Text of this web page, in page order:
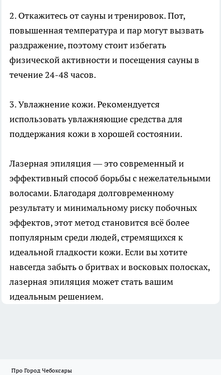
2. Откажитесь от сауны и тренировок. Пот,
повышенная температура и пар могут вызвать
раздражение, поэтому стоит избегать
физической активности и посещения сауны в
течение 24-48 часов.
3. Увлажнение кожи. Рекомендуется
использовать увлажняющие средства для
поддержания кожи в хорошей состоянии.
Лазерная эпиляция— это современный и
эффективный способ борьбы с нежелательными
волосами. Благодаря долговременному
результату и минимальному риску побочных
эффектов, этот метод становится всё более
популярным среди людей, стремящихся к
идеальной гладкости кожи. Если вы хотите
навсегда забыть о бритвах и восковых полосках,
лазерная эпиляция может стать вашим
идеальным решением.
Про Город Чебоксары